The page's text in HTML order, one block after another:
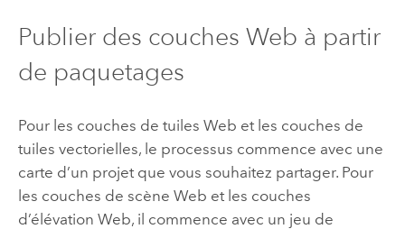
Publier des couches Web à partir
de paquetages
Pour les couches de tuiles Web et les couches de
tuiles vectorielles, le processus commence avec une
carte d’un projet que vous souhaitez partager. Pour
les couches de scène Web et les couches
d’élévation Web, il commence avec un jeu de